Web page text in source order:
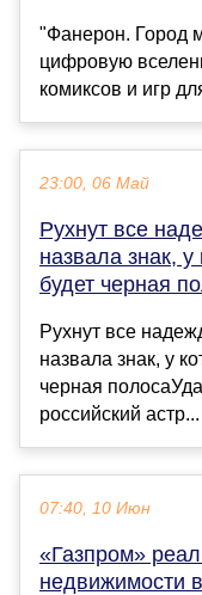
"Фанерон. Город
цифровую
комиксов и игр
23:00, 06 Май
Рухнут все
назвала знак,
будет черная
Рухнут все
назвала знак, у
черная
российский астр...
07:40, 10 Июн
«Газпром»
недвижимости